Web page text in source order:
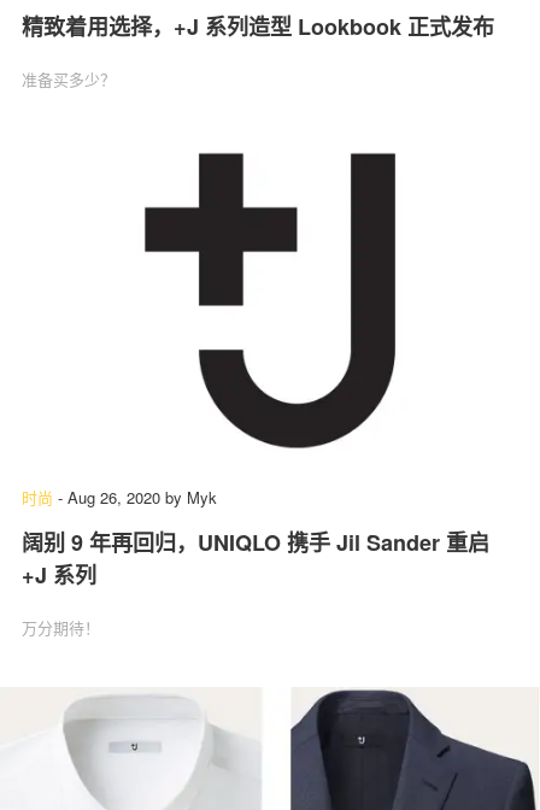
精致着用选择，+J 系列造型 Lookbook 正式发布
准备买多少？
时尚 - Aug 26, 2020 by Myk
阔别 9 年再回归，UNIQLO 携手 Jil Sander 重启
+J 系列
万分期待！